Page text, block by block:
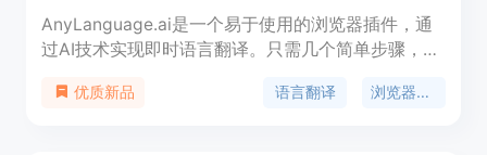
AnyLanguage.ai是一个易于使用的浏览器插件，通
过AI技术实现即时语言翻译。只需几个简单步骤，您
用、定期更新以提升性能和功能。
优质新品 语言翻译 浏览器插件